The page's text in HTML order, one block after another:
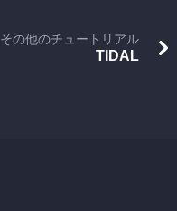
その他のチュートリアル
TIDAL